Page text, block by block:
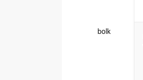
bolk